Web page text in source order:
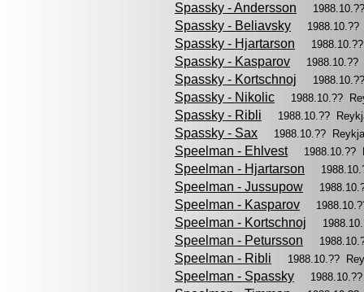
Spassky - Andersson
Spassky - Beliavsky
Spassky - Hjartarson
Spassky - Kasparov
Spassky - Kortschnoj
Spassky - Nikolic 1988.10.??
Spassky - Ribli 1988.10.??
Spassky - Sax 1988.10.??
Speelman - Ehlvest
Speelman - Hjartarson
Speelman - Jussupow
Speelman - Kasparov
Speelman - Kortschnoj
Speelman - Petursson
Speelman - Ribli 1988.10.??
Speelman - Spassky